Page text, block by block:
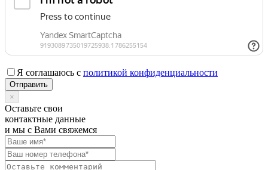
Я соглашаюсь с политикой конфиденциальности
×
Оставьте свои
контактные данные
и мы с Вами свяжемся